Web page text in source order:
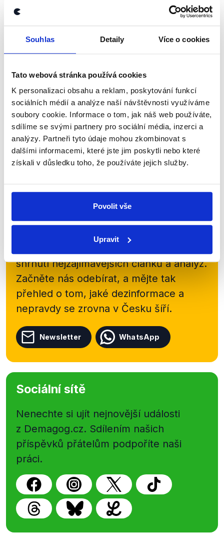
Souhlas Detaily Více o cookies
Tato webová stránka používá cookies
K personalizaci obsahu a reklam, poskytování funkcí
sociálních médií a analýze naší návštěvnosti využíváme
soubory cookie. Informace o tom, jak náš web používáte,
sdílíme se svými partnery pro sociální média, inzerci a
analýzy. Partneři tyto údaje mohou zkombinovat s
dalšími informacemi, které jste jim poskytli nebo které
získali v důsledku toho, že používáte jejich služby.
Povolit vše
Upravit
OVĚŘENO
Financování veřejnoprávních médií
u nás a v Evropě
29. května 2026
Poslanci Josef Nerušil (SPD) a František Talíř (KDU-
ČSL) v pořadu Pro a proti na Českém rozhlase
diskutovali o vládním návrhu zrušit koncesionářské
poplatky a financovat veřejnoprávní média...
Číst dál
Zůstaňme v kontaktu
Přihlaste se k odběru našeho
shrnutí nejzajímavějších článků a analýz.
Začněte nás odebírat, a mějte tak
přehled o tom, jaké dezinformace a
nepravdy se zrovna v Česku šíří.
Newsletter WhatsApp
Sociální sítě
Nenechte si ujít nejnovější události
z Demagog.cz. Sdílením našich
příspěvků přátelům podpoříte naši
práci.